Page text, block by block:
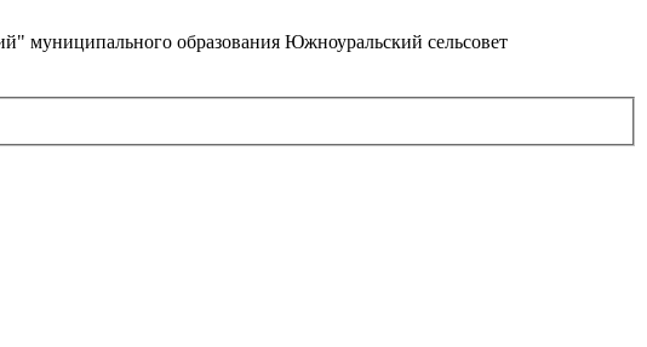
муниципального образования Южноуральский сельсовет